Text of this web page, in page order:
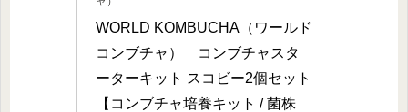
WORLD KOMBUCHA（ワールド
コンブチャ）　コンブチャスタ
ーターキット スコビー2個セット
【コンブチャ培養キット / 菌株